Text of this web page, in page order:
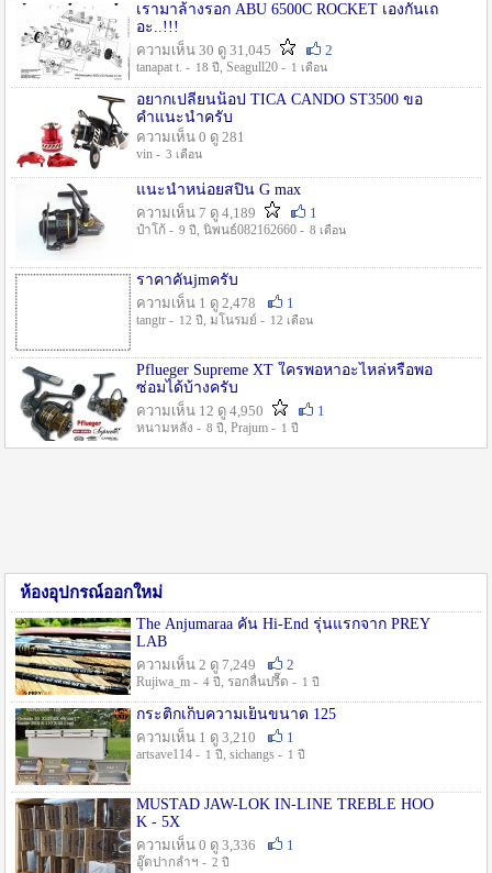
เรามาล้างรอก ABU 6500C ROCKET เองกันเถ
อะ..!!!
ความเห็น 30 ดู 31,045
2
tanapat t. - 18 ปี , Seagull20 - 1 เดือน
อยากเปลี่ยนน็อป TICA CANDO ST3500 ขอ
คำแนะนำครับ
ความเห็น 0 ดู 281
vin - 3 เดือน
แนะนำหน่อยสปิน G max
ความเห็น 7 ดู 4,189
1
ป๋าโก้ - 9 ปี , นิพนธ์082162660 - 8 เดือน
ราคาคันjmครับ
ความเห็น 1 ดู 2,478
1
tangtr - 12 ปี , มโนรมย์ - 12 เดือน
Pflueger Supreme XT ใครพอหาอะไหล่หรือพอ
ซ่อมได้บ้างครับ
ความเห็น 12 ดู 4,950
1
หนามหลัง - 8 ปี , Prajum - 1 ปี
ห้องอุปกรณ์ออกใหม่
The Anjumaraa คัน Hi-End รุ่นแรกจาก PREY
LAB
ความเห็น 2 ดู 7,249
2
Rujiwa_m - 4 ปี , รอกลื่นปรื๊ด - 1 ปี
กระติกเก็บความเย็นขนาด 125
ความเห็น 1 ดู 3,210
1
artsave114 - 1 ปี , sichangs - 1 ปี
MUSTAD JAW-LOK IN-LINE TREBLE HOO
K - 5X
ความเห็น 0 ดู 3,336
1
อู๊ดปากลำฯ - 2 ปี